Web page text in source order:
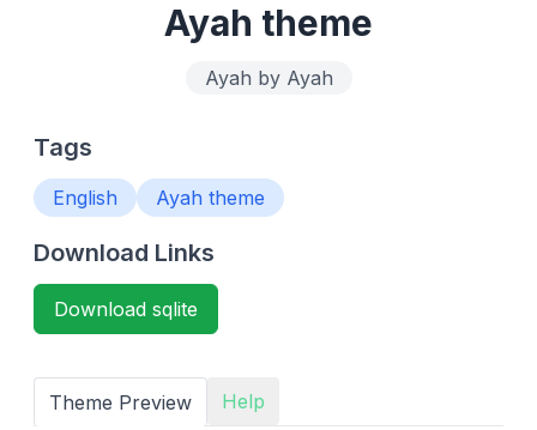
Ayah theme
Ayah by Ayah
Tags
English Ayah theme
Download Links
Download sqlite
Theme Preview Help